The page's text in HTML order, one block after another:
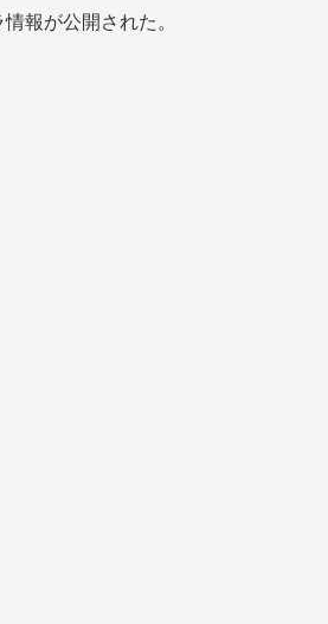
報が公開された。